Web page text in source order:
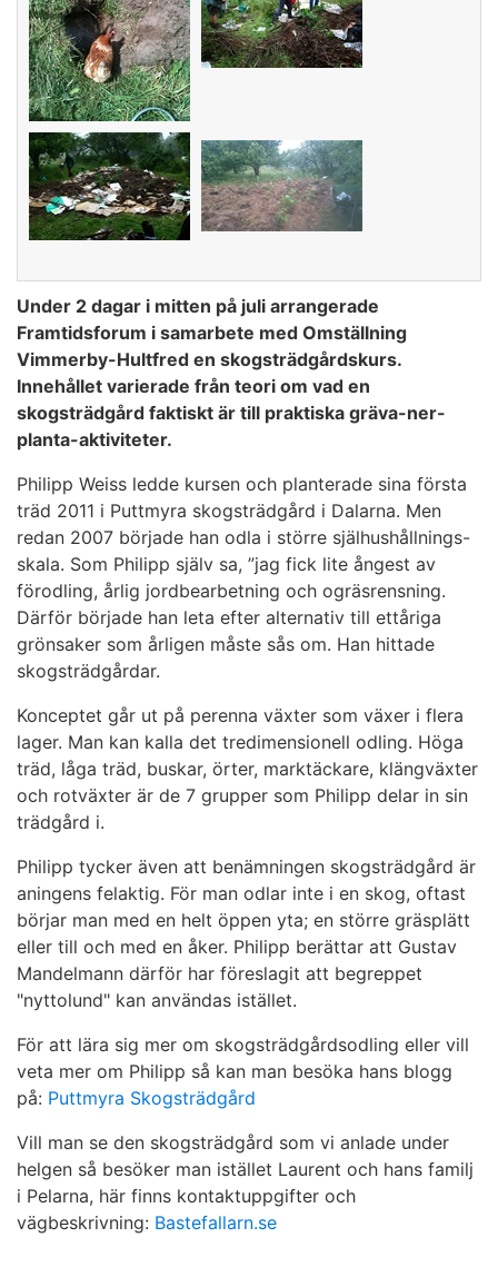
Under 2 dagar i mitten på juli arrangerade
Framtidsforum i samarbete med Omställning
Vimmerby-Hultfred en skogsträdgårdskurs.
Innehållet varierade från teori om vad en
skogsträdgård faktiskt är till praktiska gräva-ner-
planta-aktiviteter.
Philipp Weiss ledde kursen och planterade sina första
träd 2011 i Puttmyra skogsträdgård i Dalarna. Men
redan 2007 började han odla i större själhushållnings-
skala. Som Philipp själv sa, ”jag fick lite ångest av
förodling, årlig jordbearbetning och ogräsrensning.
Därför började han leta efter alternativ till ettåriga
grönsaker som årligen måste sås om. Han hittade
skogsträdgårdar.
Konceptet går ut på perenna växter som växer i flera
lager. Man kan kalla det tredimensionell odling. Höga
träd, låga träd, buskar, örter, marktäckare, klängväxter
och rotväxter är de 7 grupper som Philipp delar in sin
trädgård i.
Philipp tycker även att benämningen skogsträdgård är
aningens felaktig. För man odlar inte i en skog, oftast
börjar man med en helt öppen yta; en större gräsplätt
eller till och med en åker. Philipp berättar att Gustav
Mandelmann därför har föreslagit att begreppet
"nyttolund" kan användas istället.
För att lära sig mer om skogsträdgårdsodling eller vill
veta mer om Philipp så kan man besöka hans blogg
på: Puttmyra Skogsträdgård
Vill man se den skogsträdgård som vi anlade under
helgen så besöker man istället Laurent och hans familj
i Pelarna, här finns kontaktuppgifter och
vägbeskrivning: Bastefallarn.se